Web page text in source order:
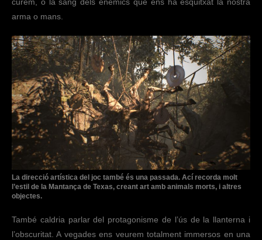
arma o mans.
La direcció artística del joc també és una passada. Ací recorda molt
l’estil de la Mantança de Texas, creant art amb animals morts, i altres
objectes.
També caldria parlar del protagonisme de l’ús de la llanterna i
l’obscuritat. A vegades ens veurem totalment immersos en una